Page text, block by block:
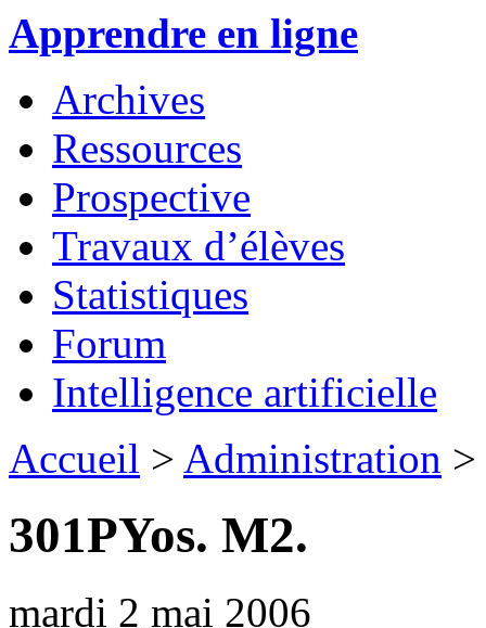
Apprendre en ligne
Archives
Ressources
Prospective
Travaux d’élèves
Statistiques
Forum
Intelligence artificielle
Accueil > Administration >
301PYos. M2.
mardi 2 mai 2006